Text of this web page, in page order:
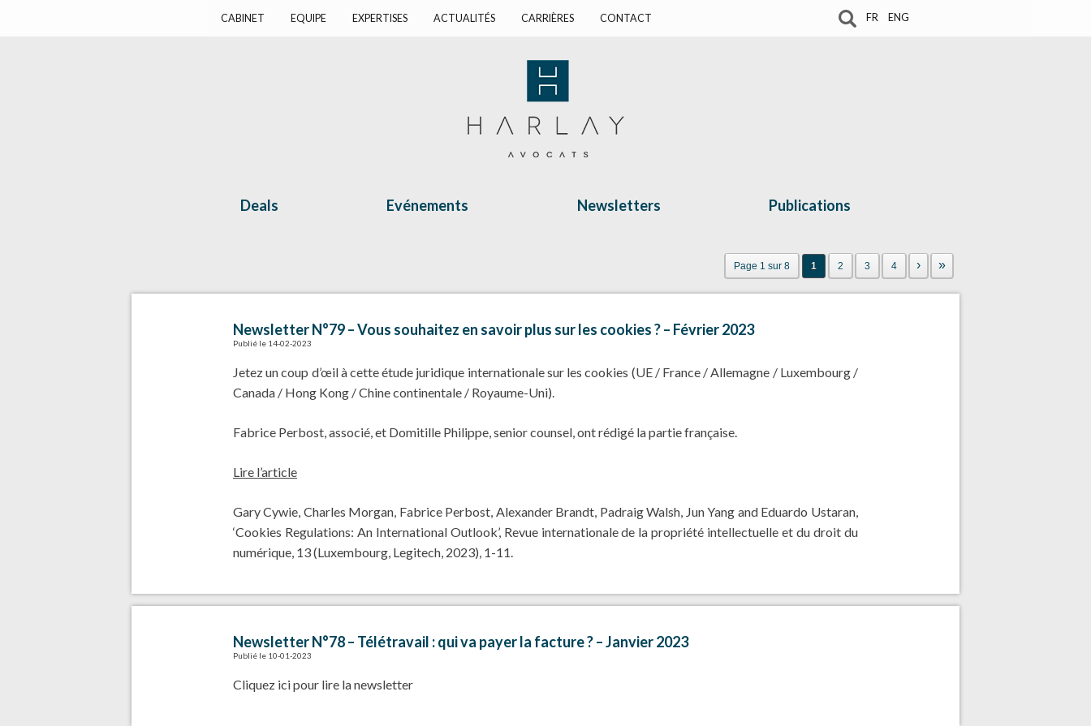
CABINET EQUIPE EXPERTISES ACTUALITÉS CARRIÈRES CONTACT FR ENG
Deals Evénements Newsletters Publications
Page 1 sur 8 1 2 3 4 › »
Newsletter N°79 – Vous souhaitez en savoir plus sur les cookies ? – Février 2023
Publié le 14-02-2023
Jetez un coup d’œil à cette étude juridique internationale sur les cookies (UE / France / Allemagne / Luxembourg /
Canada / Hong Kong / Chine continentale / Royaume-Uni).
Fabrice Perbost, associé, et Domitille Philippe, senior counsel, ont rédigé la partie française.
Lire l’article
Gary Cywie, Charles Morgan, Fabrice Perbost, Alexander Brandt, Padraig Walsh, Jun Yang and Eduardo Ustaran,
‘Cookies Regulations: An International Outlook’, Revue internationale de la propriété intellectuelle et du droit du
numérique, 13 (Luxembourg, Legitech, 2023), 1-11.
Newsletter N°78 – Télétravail : qui va payer la facture ? – Janvier 2023
Publié le 10-01-2023
Cliquez ici pour lire la newsletter